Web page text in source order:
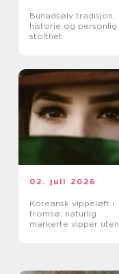
Bunadsølv tradisjon,
historie og personlig
stolthet
02. juli 2026
Koreansk vippeløft i
tromsø: naturlig
markerte vipper uten